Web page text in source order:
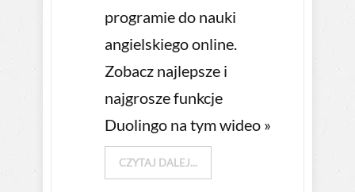
programie do nauki
angielskiego online.
Zobacz najlepsze i
najgrosze funkcje
Duolingo na tym wideo »
CZYTAJ DALEJ...